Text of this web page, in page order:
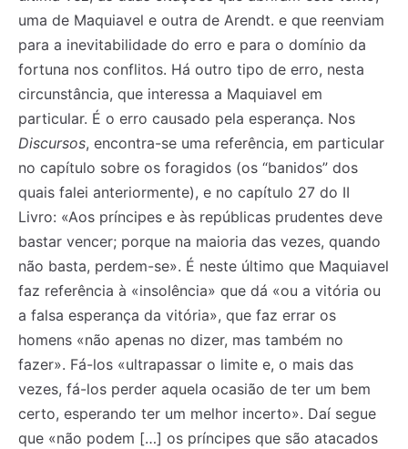
uma de Maquiavel e outra de Arendt. e que reenviam
para a inevitabilidade do erro e para o domínio da
fortuna nos conflitos. Há outro tipo de erro, nesta
circunstância, que interessa a Maquiavel em
particular. É o erro causado pela esperança. Nos
Discursos, encontra-se uma referência, em particular
no capítulo sobre os foragidos (os “banidos” dos
quais falei anteriormente), e no capítulo 27 do II
Livro: «Aos príncipes e às repúblicas prudentes deve
bastar vencer; porque na maioria das vezes, quando
não basta, perdem-se». É neste último que Maquiavel
faz referência à «insolência» que dá «ou a vitória ou
a falsa esperança da vitória», que faz errar os
homens «não apenas no dizer, mas também no
fazer». Fá-los «ultrapassar o limite e, o mais das
vezes, fá-los perder aquela ocasião de ter um bem
certo, esperando ter um melhor incerto». Daí segue
que «não podem […] os príncipes que são atacados